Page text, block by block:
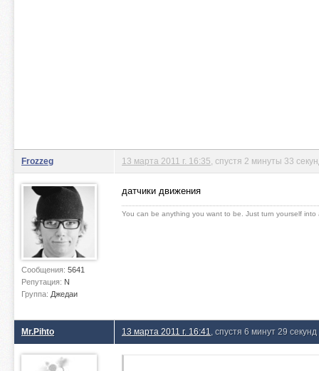
Frozzeg
Сообщения: 5641
Репутация: N
Группа: Джедаи
13 марта 2011 г. 16:35 , спустя 2 минуты 33
датчики движения
You can be anything you want to be. Just turn yourself
Mr.Pihto 13 марта 2011 г. 16:41 , спустя 6 минут 29 секунд